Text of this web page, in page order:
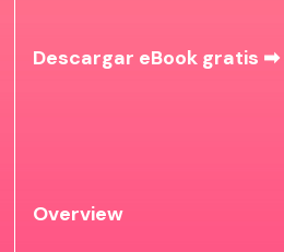
Descargar eBook gratis ➡
Overview